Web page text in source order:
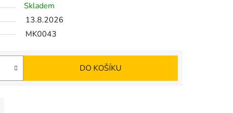
Skladem
13.8.2026
MK0043
DO KOŠÍKU